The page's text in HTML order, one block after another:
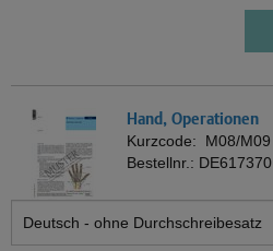
Hand, Operationen
Kurzcode: M08/M09
Bestellnr.: DE617370